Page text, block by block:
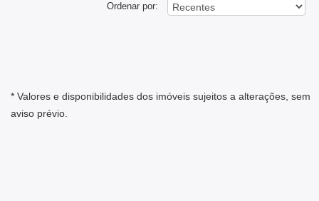
Ordenar por:
* Valores e disponibilidades dos imóveis sujeitos a alterações, sem
aviso prévio.